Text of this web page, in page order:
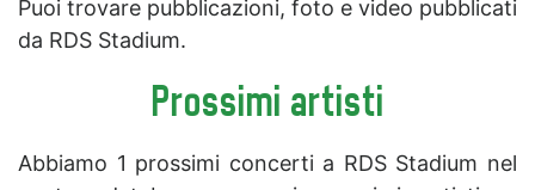
Puoi trovare pubblicazioni, foto e video pubblicati
da RDS Stadium.
Prossimi artisti
Abbiamo 1 prossimi concerti a RDS Stadium nel